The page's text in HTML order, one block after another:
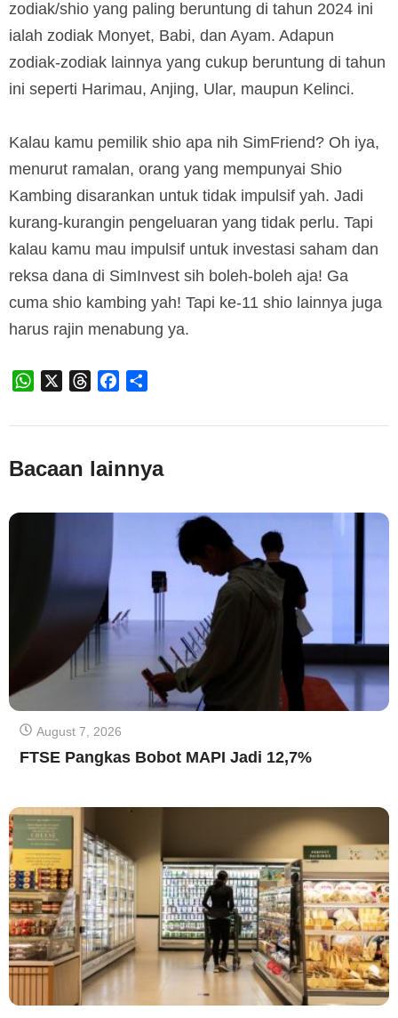
zodiak/shio yang paling beruntung di tahun 2024 ini
ialah zodiak Monyet, Babi, dan Ayam. Adapun
zodiak-zodiak lainnya yang cukup beruntung di tahun
ini seperti Harimau, Anjing, Ular, maupun Kelinci.
Kalau kamu pemilik shio apa nih SimFriend? Oh iya,
menurut ramalan, orang yang mempunyai Shio
Kambing disarankan untuk tidak impulsif yah. Jadi
kurang-kurangin pengeluaran yang tidak perlu. Tapi
kalau kamu mau impulsif untuk investasi saham dan
reksa dana di SimInvest sih boleh-boleh aja! Ga
cuma shio kambing yah! Tapi ke-11 shio lainnya juga
harus rajin menabung ya.
WhatsApp ThreadsFacebook
Bacaan lainnya
August 7, 2026
FTSE Pangkas Bobot MAPI Jadi 12,7%